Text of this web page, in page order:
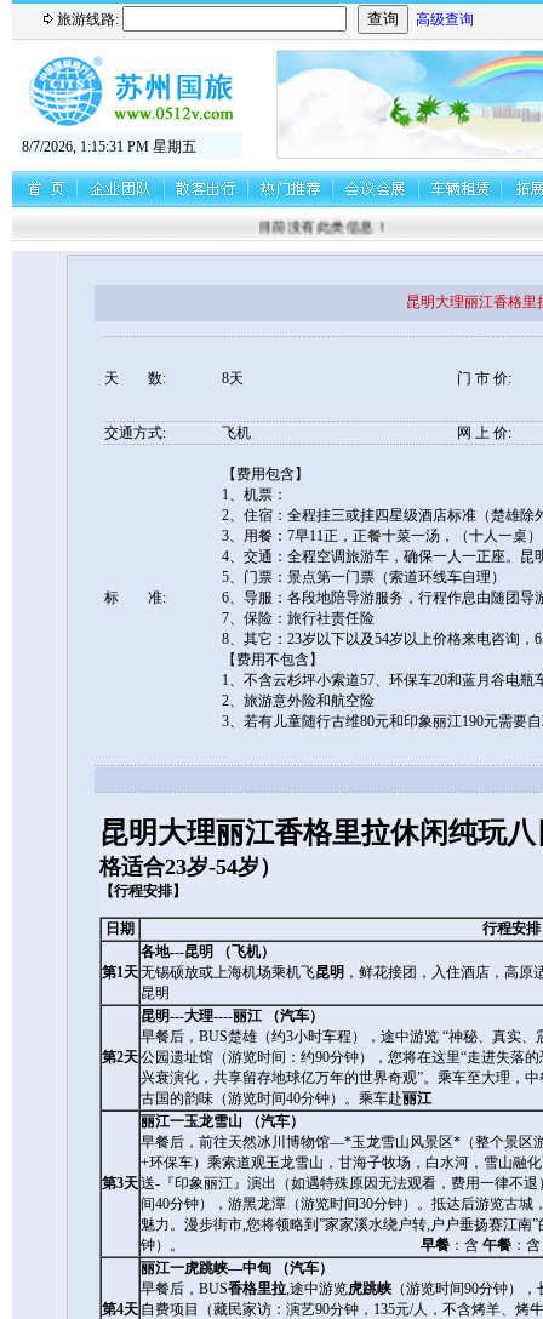
旅游线路: 高级查询
8/7/2026, 1:15:31 PM 星期五
目前没有此类信息！
昆明大理丽江香格里
天 数: 8天 门 市 价:
交通方式: 飞机 网 上 价:
标 准:
【费用包含】
1、机票：
2、住宿：全程挂三或挂四星级酒店标准（楚雄除
3、用餐：7早11正，正餐十菜一汤，（十人一桌）
4、交通：全程空调旅游车，确保一人一正座。
5、门票：景点第一门票（索道环线车自理）
6、导服：各段地陪导游服务，行程作息由随团导
7、保险：旅行社责任险
8、其它：23岁以下以及54岁以上价格来电咨询，
【费用不包含】
1、不含云杉坪小索道57、环保车20和蓝月谷电瓶
2、旅游意外险和航空险
3、若有儿童随行古维80元和印象丽江190元需要
昆明大理丽江香格里拉休闲纯玩
格适合23岁-54岁）
【行程安排】
日期 行程安排
第1天
各地---昆明 （飞机）
无锡硕放或上海机场乘机飞昆明 ，鲜花接团，入住酒店，高
昆明
第2天
昆明---大理----丽江 （汽车）
早餐后，BUS楚雄（约3小时车程），途中游览 “神秘、真实
公园遗址馆（游览时间：约90分钟），您将在这里“走进失落
兴衰演化，共享留存地球亿万年的世界奇观”。乘车至大理，
古国的韵味（游览时间40分钟）。乘车赴丽
第3天
丽江一玉龙雪山 （汽车）
早餐后，前往天然冰川博物馆—*玉龙雪山风景区*（整个景区
+环保车）乘索道观玉龙雪山，甘海子牧场，白水河，雪山融
送-『印象丽江』演出（如遇特殊原因无法观看，费用一律不
间40分钟），游黑龙潭（游览时间30分钟）。抵达后游览古
魅力。漫步街市,您将领略到”家家溪水绕户转,户户垂扬赛江南
钟）。 早餐：含 午餐：含
第4天
丽江一虎跳峡—中甸 （汽车）
早餐后，BUS香格里拉,途中游览虎跳峡（游览时间90分钟），
自费项目（藏民家访：演艺90分钟，135元/人，不含烤羊、烤